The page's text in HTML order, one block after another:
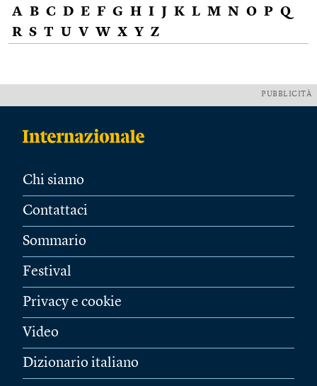
A B C D E F G H I J K L M N O P Q
R S T U V W X Y Z
PUBBLICITÀ
Chi siamo
Contattaci
Sommario
Festival
Privacy e cookie
Video
Dizionario italiano